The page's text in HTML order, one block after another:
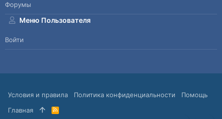
Форумы
Меню Пользователя
Войти
Условия и правила Политика конфиденциальности
Помощь
Главная
R
S